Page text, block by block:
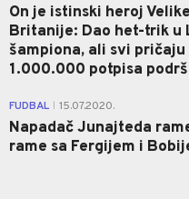
On je istinski heroj Velike
Britanije: Dao het-trik u
šampiona, ali svi pričaju
1.000.000 potpisa
FUDBAL 15.07.2020.
Napadač Junajteda
rame sa Fergijem i